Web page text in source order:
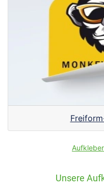
Unsere